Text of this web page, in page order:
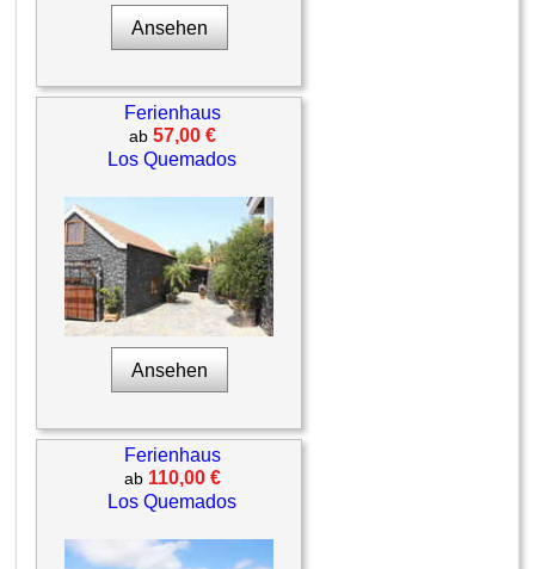
Ansehen
Ferienhaus
ab 57,00 €
Los Quemados
Ansehen
Ferienhaus
ab 110,00 €
Los Quemados